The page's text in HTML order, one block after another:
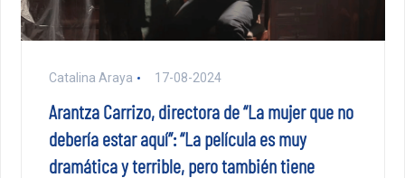
Catalina Araya 17-08-2024
Arantza Carrizo, directora de “La mujer que no
debería estar aquí”: “La película es muy
dramática y terrible, pero también tiene